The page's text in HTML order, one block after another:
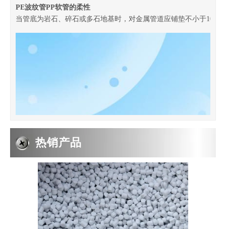
PE波纹管PP软管的柔性
当管底为岩石、碎石或多石地基时，对金属管道应铺垫不小于100
热销产品